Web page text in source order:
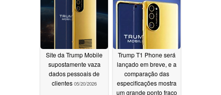
Site da Trump Mobile
supostamente vaza
dados pessoais de
clientes 05/20/2026
Trump T1 Phone será
lançado em breve, e a
comparação das
especificações mostra
um grande ponto fraco